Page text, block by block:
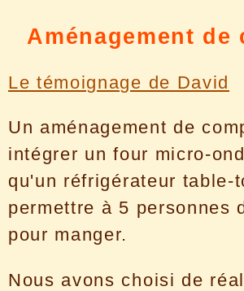
Aménagement de
Le témoignage de David
Un aménagement de
intégrer un four micro-
qu'un réfrigérateur table-
permettre à 5 personnes
pour manger.
Nous avons choisi de